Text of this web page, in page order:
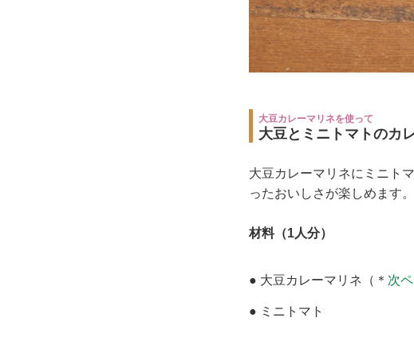
大豆カレーマリネを使って
大豆とミニトマトのカ
大豆カレーマリネにミニト
ったおいしさが楽しめます。
材料（1人分）
● 大豆カレーマリネ（＊ 次
● ミニトマト